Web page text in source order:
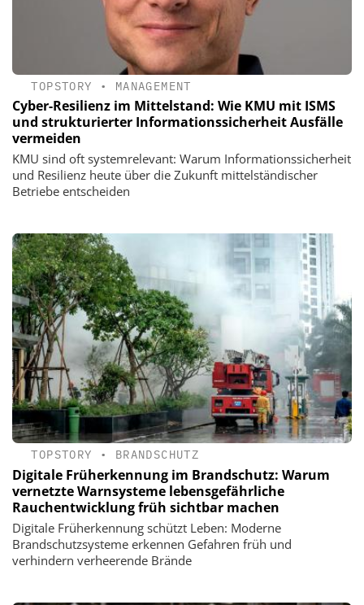
TOPSTORY • MANAGEMENT
Cyber-Resilienz im Mittelstand: Wie KMU mit ISMS
und strukturierter Informationssicherheit Ausfälle
vermeiden
KMU sind oft systemrelevant: Warum Informationssicherheit
und Resilienz heute über die Zukunft mittelständischer
Betriebe entscheiden
TOPSTORY • BRANDSCHUTZ
Digitale Früherkennung im Brandschutz: Warum
vernetzte Warnsysteme lebensgefährliche
Rauchentwicklung früh sichtbar machen
Digitale Früherkennung schützt Leben: Moderne
Brandschutzsysteme erkennen Gefahren früh und
verhindern verheerende Brände